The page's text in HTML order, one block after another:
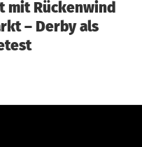
mit Rückenwind
– Derby als